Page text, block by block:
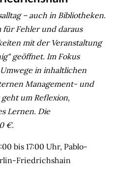
– auch in Bibliotheken.
für Fehler und daraus
mit der Veranstaltung
geöffnet. Im Fokus
in inhaltlichen
Management- und
um Reflexion,
Lernen. Die
€.
bis 17:00 Uhr, Pablo-
Friedrichshain